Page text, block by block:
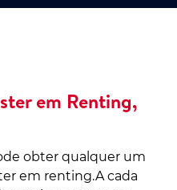
em Renting,
obter qualquer um
em renting.A cada